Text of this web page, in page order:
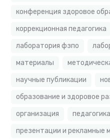
конференция здоровое
коррекционная педагогика
лаборатория фзпо
материалы
научные публикации
образование и здоровое
организация
педагогика
презентации и рекламные